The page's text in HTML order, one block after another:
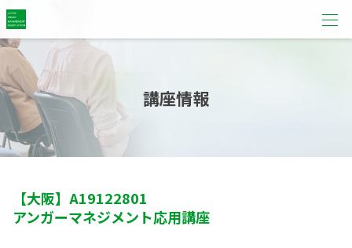
講座情報
【大阪】 A19122801
アンガーマネジメント応用講座